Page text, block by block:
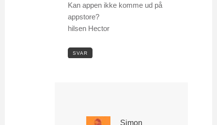
Kan appen ikke komme ud på
appstore?
hilsen Hector
SVAR
Simon